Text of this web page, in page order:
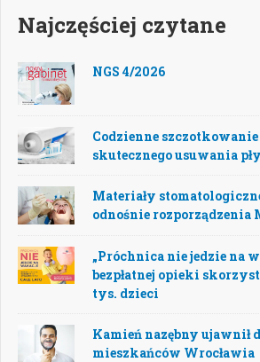
Najczęściej czytane
NGS 4/2026
Codzienne
skutecznego usuwania
Materiały
odnośnie rozporządzenia
„Próchnica nie jedzie na
bezpłatnej opieki
tys. dzieci
Kamień nazębny ujawnił
mieszkańców Wrocławia